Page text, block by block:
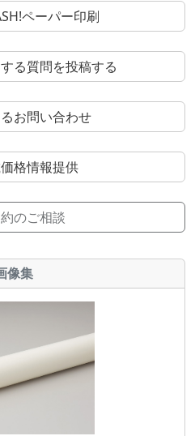
ペーパー印刷
る質問を投稿する
お問い合わせ
格情報提供
のご相談
像集